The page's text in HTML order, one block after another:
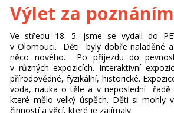
Výlet za poznáním
Ve středu 18. 5. jsme se vydali do
v Olomouci. Děti byly dobře naladěné
něco nového. Po příjezdu do
v různých expozicích. Interaktivní
přírodovědné, fyzikální, historické.
voda, nauka o těle a v neposlední řadě
které mělo velký úspěch. Děti si mohly
činností a věcí, které je zajímaly.